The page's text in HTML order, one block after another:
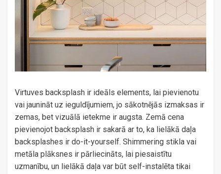
Virtuves backsplash ir ideāls elements, lai pievienotu
vai jaunināt uz ieguldījumiem, jo ​​sākotnējās izmaksas ir
zemas, bet vizuālā ietekme ir augsta. Zemā cena
pievienojot backsplash ir sakarā ar to, ka lielākā daļa
backsplashes ir do-it-yourself. Shimmering stikla vai
metāla plāksnes ir pārliecināts, lai piesaistītu
uzmanību, un lielākā daļa var būt self-instalēta tikai